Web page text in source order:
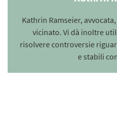
Kathrin Ramseier,
vicinato. Vi dà inoltre
risolvere controversie
e stabili